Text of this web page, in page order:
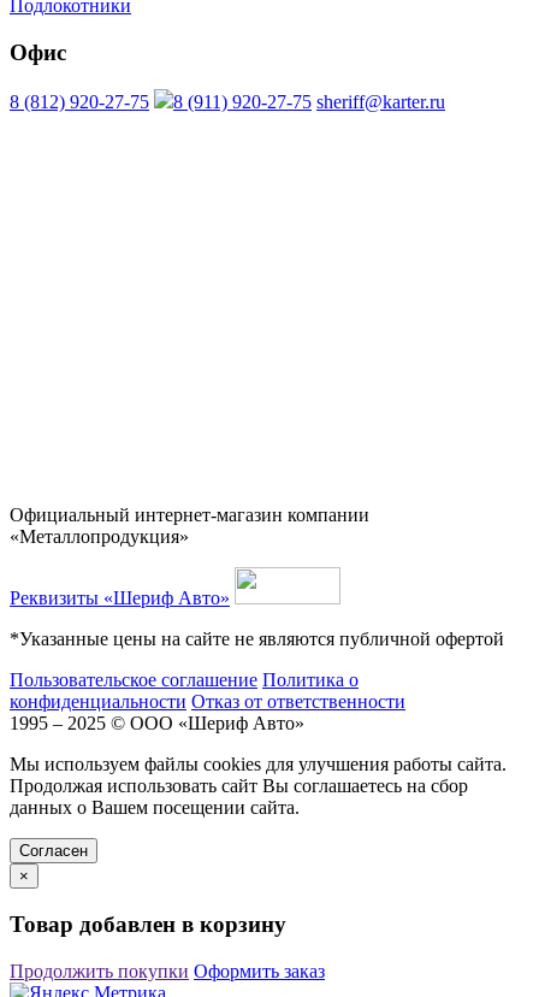
Подлокотники
Офис
8 (812) 920-27-75 8 (911) 920-27-75 sheriff@karter.ru
Официальный интернет-магазин компании
«Металлопродукция»
Реквизиты «Шериф Авто»
*Указанные цены на сайте не являются публичной офертой
Пользовательское соглашение Политика о
конфиденциальности Отказ от ответственности
1995 – 2025 © ООО «Шериф Авто»
Мы используем файлы cookies для улучшения работы сайта.
Продолжая использовать сайт Вы соглашаетесь на сбор
данных о Вашем посещении сайта.
Cогласен
×
Товар добавлен в корзину
Продолжить покупки Оформить заказ